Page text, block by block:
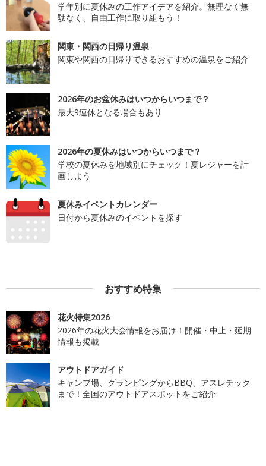
学年別に夏休みの工作アイデアを紹介。無理なく無
駄なく、自由工作に取り組もう！
関東・関西の日帰り温泉
関東や関西の日帰りできるおすすめの温泉をご紹介
2026年のお盆休みはいつからいつまで？
最大9連休となる場合もあり
2026年の夏休みはいつからいつまで？
学校の夏休みを地域別にチェック！夏レジャーを計
画しよう
夏休みイベントカレンダー
日付から夏休みのイベントを探す
おすすめ特集
花火特集2026
2026年の花火大会情報をお届け！開催・中止・延期
情報も掲載
アウトドアガイド
キャンプ場、グランピングからBBQ、アスレチック
まで！全国のアウトドアスポットをご紹介